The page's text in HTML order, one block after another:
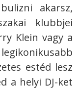
akarsz,
klubbjei
Klein vagy a
estéd lesz
a helyi DJ-ket